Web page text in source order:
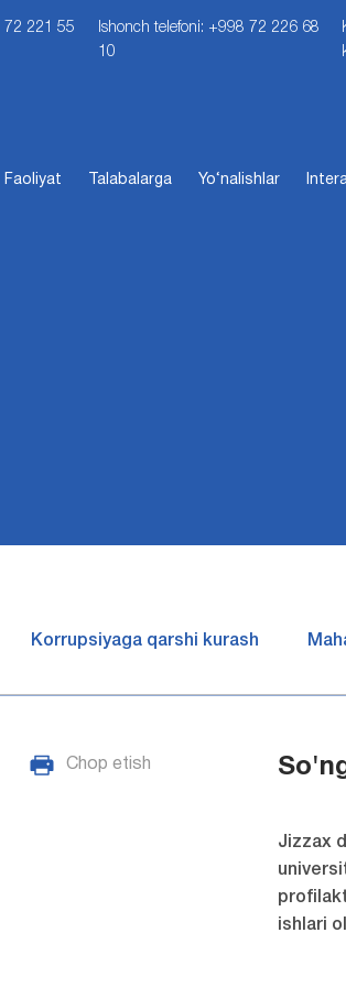
72 221 55
Ishonch telefoni: +998 72 226 68
10
Faoliyat Talabalarga Yo‘nalishlar
Korrupsiyaga qarshi kurash
Chop etish
Jizzax
ishlari